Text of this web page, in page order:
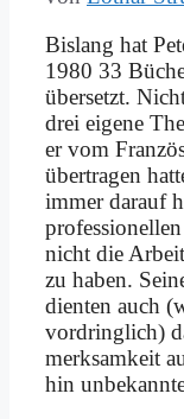
Bis­lang hat
1980 33
über­setzt.
drei ei­ge­ne
er vom
über­tra­gen
im­mer dar­auf
nicht die
zu ha­ben.
dien­ten auch
vor­dring­lich)
merk­sam­keit
hin